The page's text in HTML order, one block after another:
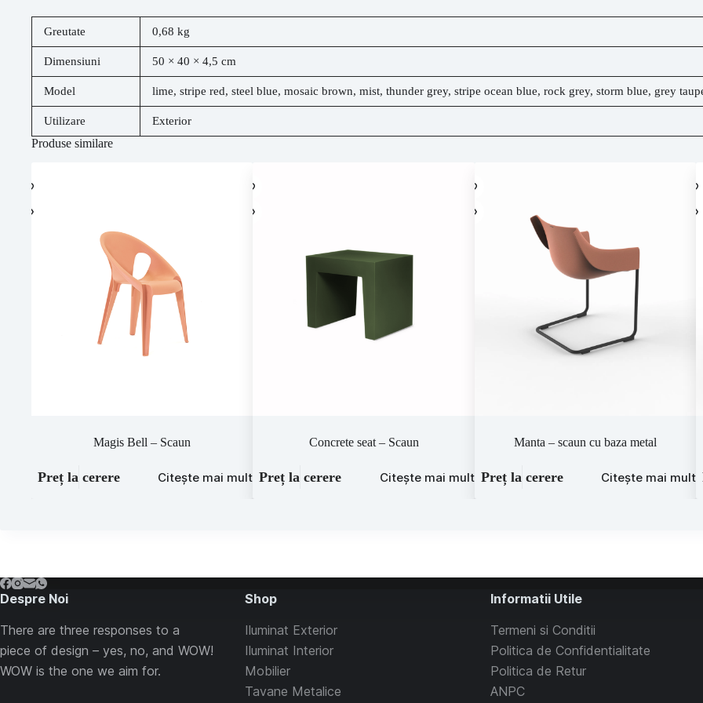
Greutate 0,68 kg
Dimensiuni 50 × 40 × 4,5 cm
Model lime, stripe red, steel blue, mosaic brown, mist, thunder grey, stripe ocean blue, rock grey, storm blue, grey
Utilizare Exterior
Produse similare
Magis Bell – Scaun
Preț la cerere Citește mai mult
Concrete seat – Scaun
Preț la cerere Citește mai mult
Manta – scaun cu baza metal
Preț la cerere Citește mai mult
Despre Noi
There are three responses to a
piece of design – yes, no, and WOW!
WOW is the one we aim for.
Shop
Iluminat Exterior
Iluminat Interior
Mobilier
Tavane Metalice
Informatii Utile
Termeni si Conditii
Politica de Confidentialitate
Politica de Retur
ANPC